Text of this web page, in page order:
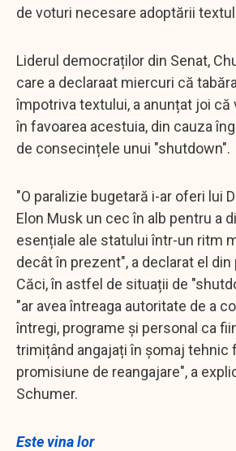
de voturi necesare adoptării
Liderul democraților din Senat,
care a declaraat miercuri că
împotriva textului, a anunțat joi că
în favoarea acestuia, din cauza
de consecințele unui "shutdown".
"O paralizie bugetară i-ar oferi lui
Elon Musk un cec în alb pentru a
esențiale ale statului într-un ritm
decât în prezent", a declarat el din
Căci, în astfel de situații de
"ar avea întreaga autoritate de a
întregi, programe și personal ca
trimițând angajați în șomaj tehnic
promisiune de reangajare", a
Schumer.
Este vina lor